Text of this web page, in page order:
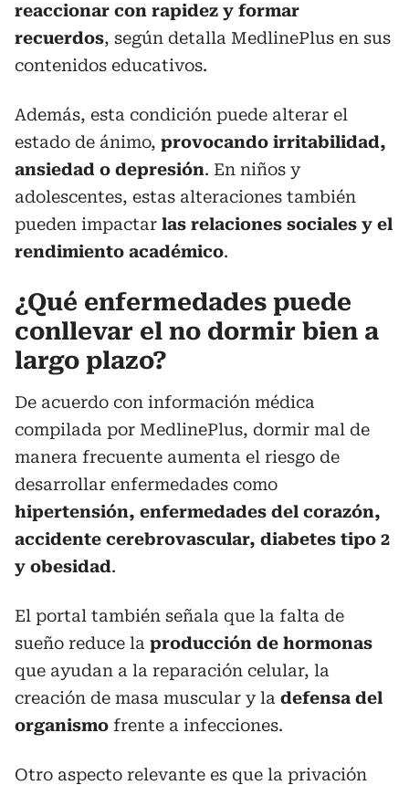
reaccionar con rapidez y formar
recuerdos, según detalla MedlinePlus en sus
contenidos educativos.
Además, esta condición puede alterar el
estado de ánimo, provocando irritabilidad,
ansiedad o depresión. En niños y
adolescentes, estas alteraciones también
pueden impactar las relaciones sociales y el
rendimiento académico.
¿Qué enfermedades puede
conllevar el no dormir bien a
largo plazo?
De acuerdo con información médica
compilada por MedlinePlus, dormir mal de
manera frecuente aumenta el riesgo de
desarrollar enfermedades como
hipertensión, enfermedades del corazón,
accidente cerebrovascular, diabetes tipo 2
y obesidad.
El portal también señala que la falta de
sueño reduce la producción de hormonas
que ayudan a la reparación celular, la
creación de masa muscular y la defensa del
organismo frente a infecciones.
Otro aspecto relevante es que la privación